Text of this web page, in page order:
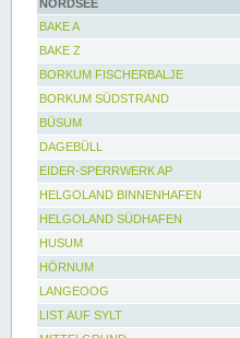
NORDSEE
BAKE A
BAKE Z
BORKUM FISCHERBALJE
BORKUM SÜDSTRAND
BÜSUM
DAGEBÜLL
EIDER-SPERRWERK AP
HELGOLAND BINNENHAFEN
HELGOLAND SÜDHAFEN
HUSUM
HÖRNUM
LANGEOOG
LIST AUF SYLT